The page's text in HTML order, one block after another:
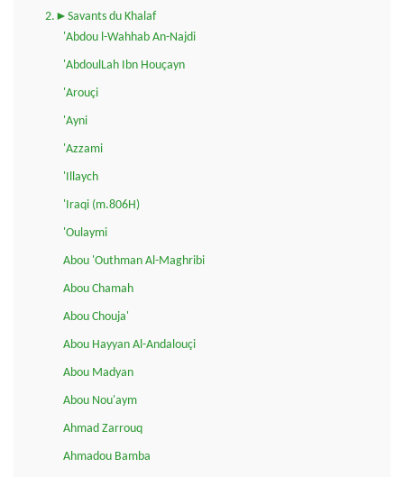
2.►Savants du Khalaf
'Abdou l-Wahhab An-Najdi
'AbdoulLah Ibn Houçayn
'Arouçi
'Ayni
'Azzami
'Illaych
'Iraqi (m.806H)
'Oulaymi
Abou 'Outhman Al-Maghribi
Abou Chamah
Abou Chouja'
Abou Hayyan Al-Andalouçi
Abou Madyan
Abou Nou'aym
Ahmad Zarrouq
Ahmadou Bamba